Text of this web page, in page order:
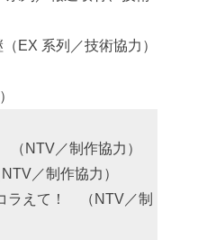
EX 系列／技術協力）
NTV／制作協力）
／制作協力）
ラえて！ （NTV／制